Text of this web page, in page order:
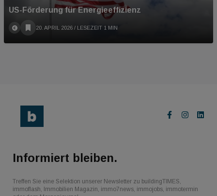
US-Förderung für Energieeffizienz
20. APRIL 2026 / LESEZEIT 1 MIN
Informiert bleiben.
Treffen Sie eine Selektion unserer Newsletter zu buildingTIMES,
immoflash, Immobilien Magazin, immo7news, immojobs, immotermin